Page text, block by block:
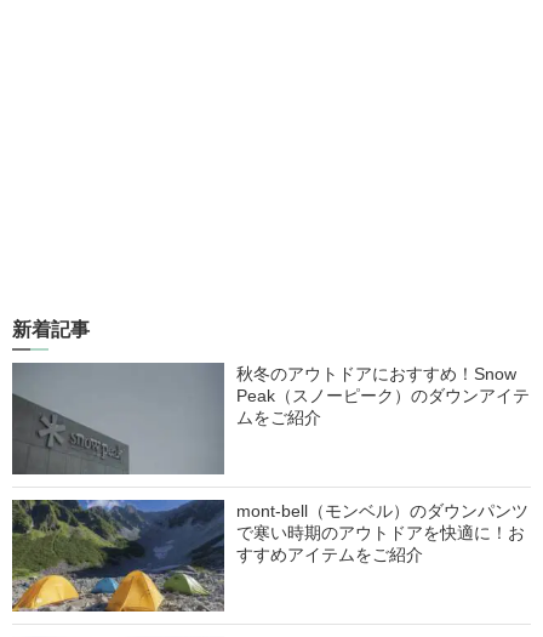
新着記事
秋冬のアウトドアにおすすめ！Snow
Peak（スノーピーク）のダウンアイテ
ムをご紹介
mont-bell（モンベル）のダウンパンツ
で寒い時期のアウトドアを快適に！お
すすめアイテムをご紹介